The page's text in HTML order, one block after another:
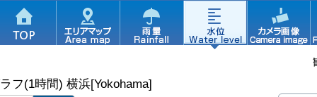
フ(1時間) 横浜[Yokohama]